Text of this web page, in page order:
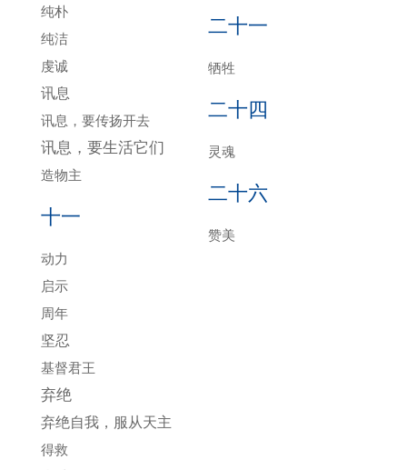
纯朴
纯洁
虔诚
讯息
讯息，要传扬开去
讯息，要生活它们
造物主
十一
动力
启示
周年
坚忍
基督君王
弃绝
弃绝自我，服从天主
得救
二十一
牺牲
二十四
灵魂
二十六
赞美